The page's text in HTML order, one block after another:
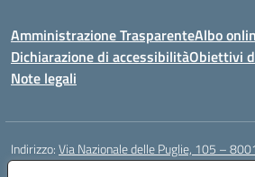
Amministrazione TrasparenteAlbo
Dichiarazione di accessibilitàObiettivi
Note legali
Indirizzo:Via Nazionale delle Puglie, 105 –
Centralino: